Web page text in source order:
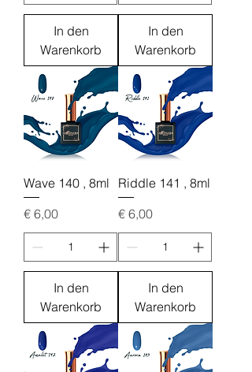
In den
Warenkorb
In den
Warenkorb
Wave 140 , 8ml
Preis
€ 6,00
In den
Warenkorb
Riddle 141 , 8ml
Preis
€ 6,00
In den
Warenkorb